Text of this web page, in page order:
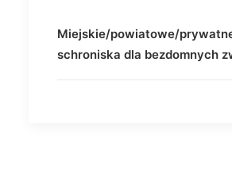
Miejskie/powiatowe/
schroniska dla bezdomnych